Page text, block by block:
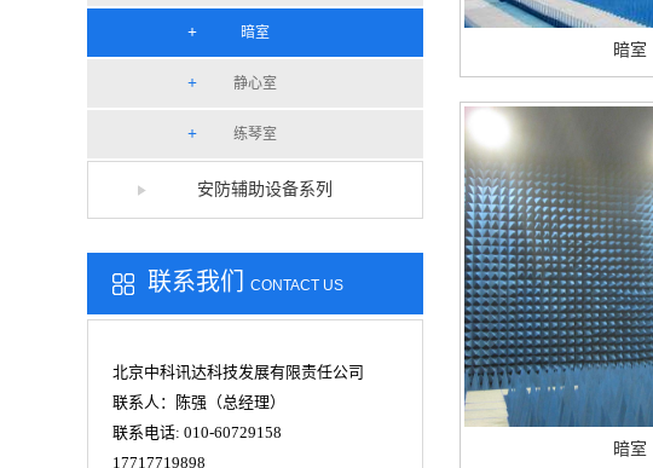
暗室
静心室
练琴室
安防辅助设备系列
联系我们 CONTACT US
北京中科讯达科技发展有限责任公司
联系人：陈强（总经理）
联系电话: 010-60729158
17717719898
暗室
暗室